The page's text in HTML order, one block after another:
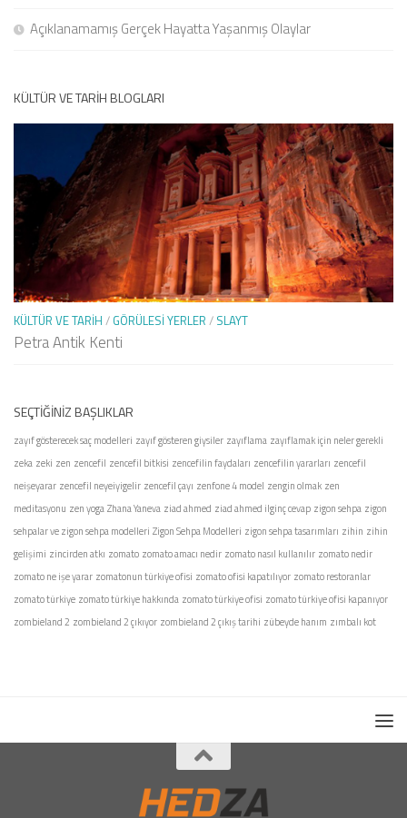
Açıklanamamış Gerçek Hayatta Yaşanmış Olaylar
KÜLTÜR VE TARIH BLOGLARI
KÜLTÜR VE TARIH / GÖRÜLESI YERLER / SLAYT
Petra Antik Kenti
SEÇTIĞINIZ BAŞLIKLAR
zayıf gösterecek saç modelleri zayıf gösteren giysiler zayıflama zayıflamak için neler gerekli
zeka zeki zen zencefil zencefil bitkisi zencefilin faydaları zencefilin yararları zencefil
neişeyarar zencefil neyeiyigelir zencefil çayı zenfone 4 model zengin olmak zen
meditasyonu zen yogaZhana Yaneva ziad ahmed ziad ahmed ilginç cevap zigon sehpa zigon
sehpalar ve zigon sehpa modelleri Zigon Sehpa Modelleri zigon sehpa tasarımları zihin zihin
gelişimi zincirden atkı zomato zomato amacı nedir zomato nasıl kullanılır zomato nedir
zomato ne işe yarar zomatonun türkiye ofisi zomato ofisi kapatılıyor zomato restoranlar
zomato türkiye zomato türkiye hakkında zomato türkiye ofisi zomato türkiye ofisi kapanıyor
zombieland 2 zombieland 2 çıkıyor zombieland 2 çıkış tarihi zübeyde hanım zımbalı kot